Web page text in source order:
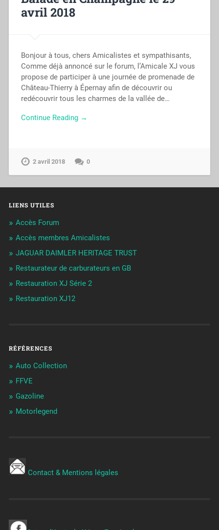
avril 2018
Bonjour à tous, chers Amicalistes et sympathisants,
Comme déjà annoncé sur le forum, l’Amicale XJ vous
propose de participer à une journée de promenade de
Château-Thierry à Épernay afin de découvrir ou
redécouvrir tous les charmes de la vallée de…
Continue Reading →
2 avril 2018 0
LIENS UTILES
Accès Forum
Accès membres Amicalistes
JAGUAR DAIMLER HERITAGE TRUST
Restaurateur de carburateurs en GB
Restauration XJ Série 2
Restauration XJ12
RÉFÉRENCES
Auto Collection
FFVE
Gazoline
Motorlegend
Contact & Mentions légales